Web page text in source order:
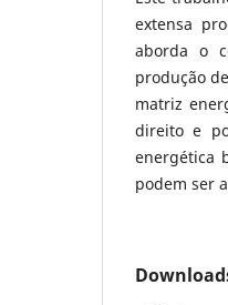
extensa
aborda o
produção
matriz
direito e
energética
podem ser